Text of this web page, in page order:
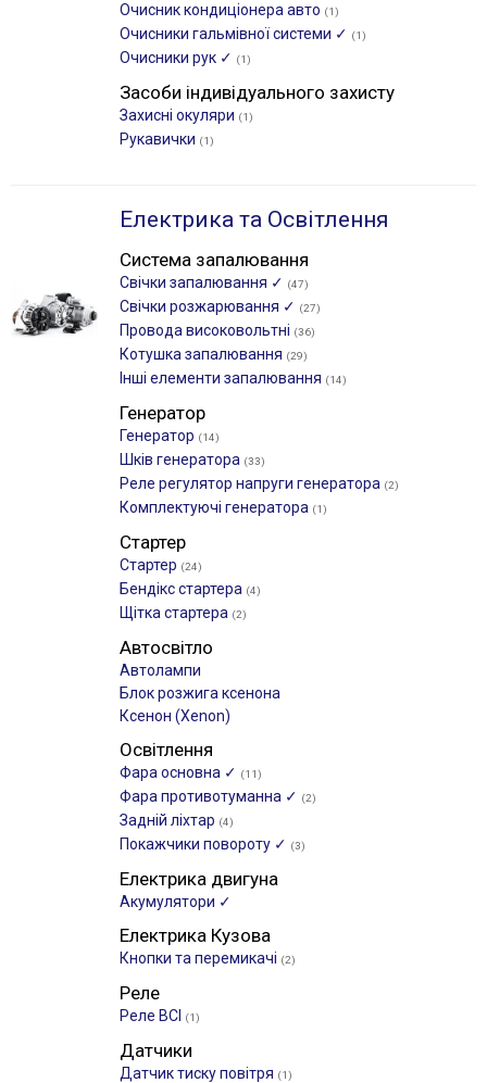
Очисник кондиціонера авто (1)
Очисники гальмівної системи ✓ (1)
Очисники рук ✓ (1)
Засоби індивідуального захисту
Захисні окуляри (1)
Рукавички (1)
Електрика та Освітлення
Система запалювання
Свічки запалювання ✓ (47)
Свічки розжарювання ✓ (27)
Провода високовольтні (36)
Котушка запалювання (29)
Інші елементи запалювання (14)
Генератор
Генератор (14)
Шків генератора (33)
Реле регулятор напруги генератора (2)
Комплектуючі генератора (1)
Стартер
Стартер (24)
Бендікс стартера (4)
Щітка стартера (2)
Автосвітло
Автолампи
Блок розжига ксенона
Ксенон (Xenon)
Освітлення
Фара основна ✓ (11)
Фара противотуманна ✓ (2)
Задній ліхтар (4)
Покажчики повороту ✓ (3)
Електрика двигуна
Акумулятори ✓
Електрика Кузова
Кнопки та перемикачі (2)
Реле
Реле ВСІ (1)
Датчики
Датчик тиску повітря (1)